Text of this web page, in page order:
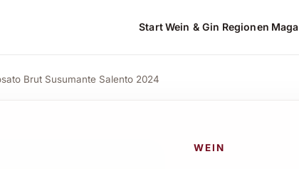
StartWein & Gin Regionen
Brut Susumante Salento 2024
Angebot ansehen*
WEIN